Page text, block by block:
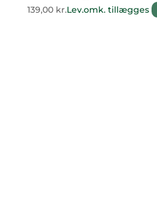
139,00 kr.Lev.omk. tillægges